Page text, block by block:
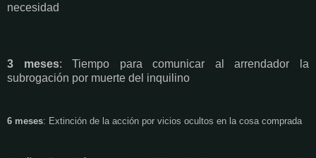
necesidad
3 meses: Tiempo para comunicar al arrendador la
subrogación por muerte del inquilino
6 meses: Extinción de la acción por vicios ocultos en la cosa comprada